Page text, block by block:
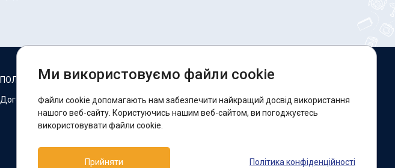
ПОЛІТИКА COOKIES
Договір оферти
Ми в соцмережах:
Facebook
Підтримка:
Ми використовуємо файли cookie
Файли cookie допомагають нам забезпечити найкращий досвід використання
нашого веб-сайту. Користуючись нашим веб-сайтом, ви погоджуєтесь
використовувати файли cookie.
Прийняти Політика конфіденційності